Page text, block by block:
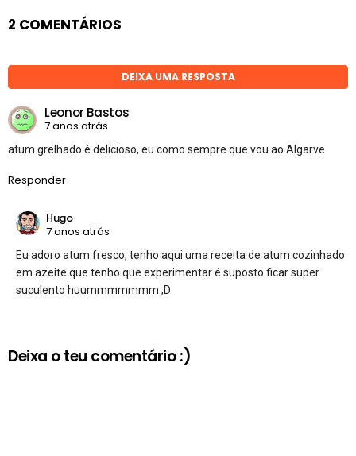
2 COMENTÁRIOS
DEIXA UMA RESPOSTA
Leonor Bastos
7 anos atrás
atum grelhado é delicioso, eu como sempre que vou ao Algarve
Responder
Hugo
7 anos atrás
Eu adoro atum fresco, tenho aqui uma receita de atum cozinhado
em azeite que tenho que experimentar é suposto ficar super
suculento huummmmmmm ;D
Deixa o teu comentário :)